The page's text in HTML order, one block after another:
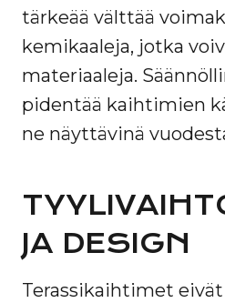
tärkeää välttää
kemikaaleja, jotka
materiaaleja.
pidentää kaihtimien
ne näyttävinä
JA DESIGN
Terassikaihtimet